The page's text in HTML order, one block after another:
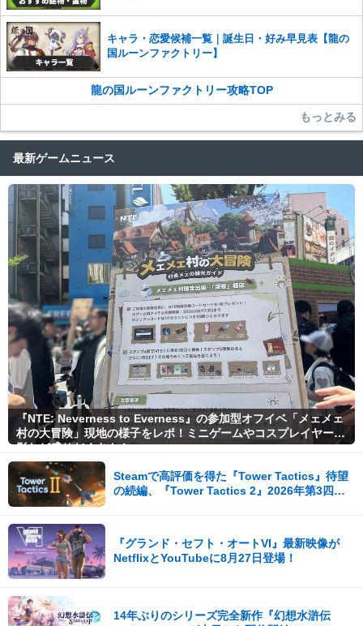
キャラ・恋愛候補一覧｜誕生日・好み早見表【龍の
国ルーンファクトリー】
龍の国ルーンファクトリー攻略TOP
もっとみる
最新ゲームニュース
『NTE: Neverness to Everness』の参加型オフイベ「メェメェ
村の大冒険」現地の様子をレポ！ミニゲームやコスプレイヤー撮
影など盛りだくさん！
Steamで高評価を得た『Tower Tactics』待望
の続編、『Tower Tactics 2』2026年第3四半
『グランド・セフト・オートVI』最新映像が
NetflixとYouTubeに8月27日登場！
14年ぶりのシリーズ完全新作『幻想水滸伝